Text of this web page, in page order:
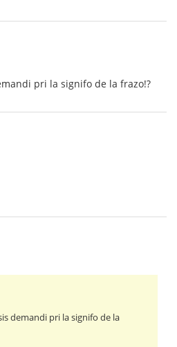
pri la signifo de la frazo!?
demandi pri la signifo de la